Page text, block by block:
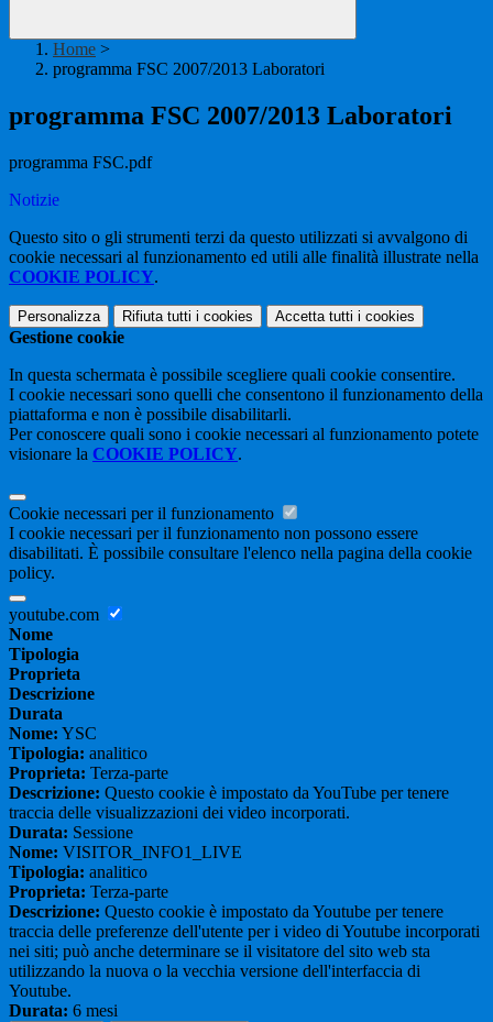
Home >
programma FSC 2007/2013 Laboratori
programma FSC 2007/2013 Laboratori
programma FSC.pdf
Notizie
Questo sito o gli strumenti terzi da questo utilizzati si avvalgono di
cookie necessari al funzionamento ed utili alle finalità illustrate nella
COOKIE POLICY.
Personalizza Rifiuta tutti i cookies Accetta tutti i cookies
Gestione cookie
In questa schermata è possibile scegliere quali cookie consentire.
I cookie necessari sono quelli che consentono il funzionamento della
piattaforma e non è possibile disabilitarli.
Per conoscere quali sono i cookie necessari al funzionamento potete
visionare la COOKIE POLICY.
Cookie necessari per il funzionamento
I cookie necessari per il funzionamento non possono essere
disabilitati. È possibile consultare l'elenco nella pagina della cookie
policy.
youtube.com
Nome
Tipologia
Proprieta
Descrizione
Durata
Nome: YSC
Tipologia: analitico
Proprieta: Terza-parte
Descrizione: Questo cookie è impostato da YouTube per tenere
traccia delle visualizzazioni dei video incorporati.
Durata: Sessione
Nome: VISITOR_INFO1_LIVE
Tipologia: analitico
Proprieta: Terza-parte
Descrizione: Questo cookie è impostato da Youtube per tenere
traccia delle preferenze dell'utente per i video di Youtube incorporati
nei siti; può anche determinare se il visitatore del sito web sta
utilizzando la nuova o la vecchia versione dell'interfaccia di
Youtube.
Durata: 6 mesi